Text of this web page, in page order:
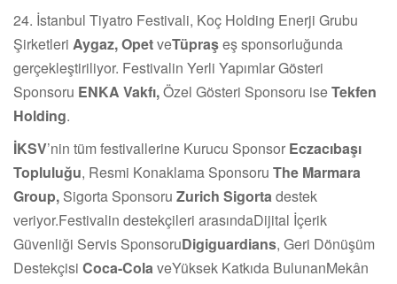
24. İstanbul Tiyatro Festivali, Koç Holding Enerji Grubu
Şirketleri Aygaz, OpetveTüpraşeş sponsorluğunda
gerçekleştiriliyor. Festivalin Yerli Yapımlar Gösteri
Sponsoru ENKA Vakfı,Özel Gösteri Sponsoru iseTekfen
Holding.
İKSV’nin tüm festivallerine Kurucu Sponsor Eczacıbaşı
Topluluğu, Resmi Konaklama Sponsoru The Marmara
Group, Sigorta Sponsoru Zurich Sigorta destek
veriyor.Festivalin destekçileri arasındaDijital İçerik
Güvenliği Servis SponsoruDigiguardians, Geri Dönüşüm
Destekçisi Coca-Cola veYüksek Katkıda BulunanMekân